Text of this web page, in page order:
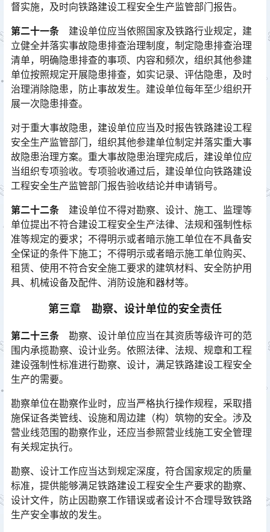
督实施，及时向铁路建设工程安全生产监管部门报告。
第二十一条 建设单位应当依照国家及铁路行业规定，建
立健全并落实事故隐患排查治理制度，制定隐患排查治理
清单，明确隐患排查的事项、内容和频次，组织其他参建
单位按照规定开展隐患排查，如实记录、评估隐患，及时
治理消除隐患，防止事故发生。建设单位每年至少组织开
展一次隐患排查。󠅅󠅃󠄵󠅂󠄪󠇖󠆨󠆨󠇕󠆞󠆒󠅬󠇘󠆭󠆘󠇙󠆝󠅵󠇗󠆭󠆁󠄐󠇗󠅹󠅸󠇖󠆍󠅳󠇖󠅹󠅰󠇖󠆌󠅹
对于重大事故隐患，建设单位应当及时报告铁路建设工程
安全生产监管部门，组织其他参建单位制定并落实重大事
故隐患治理方案。重大事故隐患治理完成后，建设单位应
当组织专项验收。专项验收通过后，建设单位向铁路建设
工程安全生产监管部门报告验收结论并申请销号。󠅅󠅃󠄵󠅂󠄪󠇖󠆨󠆨󠇕󠆞󠆒󠅬󠇘󠆭󠆘󠇙󠆝󠅵󠇗󠆭󠆁󠄐󠇗󠅹󠅸󠇖󠆍󠅳󠇖󠅹󠅰󠇖󠆌󠅹
第二十二条 建设单位不得对勘察、设计、施工、监理等
单位提出不符合建设工程安全生产法律、法规和强制性标
准等规定的要求；不得明示或者暗示施工单位在不具备安
全保证的条件下施工；不得明示或者暗示施工单位购买、
租赁、使用不符合安全施工要求的建筑材料、安全防护用
具、机械设备及配件、消防设施和器材等。󠅅󠅃󠄵󠅂󠄪󠇖󠆨󠆨󠇕󠆞󠆒󠅬󠇘󠆭󠆘󠇙󠆝󠅵󠇗󠆭󠆁󠄐󠇗󠅹󠅸󠇖󠆍󠅳󠇖󠅹󠅰󠇖󠆌󠅹
第三章 勘察、设计单位的安全责任
第二十三条 勘察、设计单位应当在其资质等级许可的范
围内承揽勘察、设计业务。依照法律、法规、规章和工程
建设强制性标准进行勘察、设计，满足铁路建设工程安全
生产的需要。
勘察单位在勘察作业时，应当严格执行操作规程，采取措
施保证各类管线、设施和周边建（构）筑物的安全。涉及
营业线范围的勘察作业，还应当参照营业线施工安全管理
有关规定执行。󠅅󠅃󠄵󠅂󠄪󠇖󠆨󠆨󠇕󠆞󠆒󠅬󠇘󠆭󠆘󠇙󠆝󠅵󠇗󠆭󠆁󠄐󠇗󠅹󠅸󠇖󠆍󠅳󠇖󠅹󠅰󠇖󠆌󠅹
勘察、设计工作应当达到规定深度，符合国家规定的质量
标准，提供能够满足铁路建设工程安全生产要求的勘察、
设计文件，防止因勘察工作错误或者设计不合理导致铁路
生产安全事故的发生。󠅅󠅃󠄵󠅂󠄪󠇖󠆨󠆨󠇕󠆞󠆒󠅬󠇘󠆭󠆘󠇙󠆝󠅵󠇗󠆭󠆁󠄐󠇗󠅹󠅸󠇖󠆍󠅳󠇖󠅹󠅰󠇖󠆌󠅹